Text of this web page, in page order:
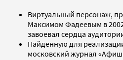
Виртуальный персонаж,
Максимом Фадеевым в
завоевал сердца
Найденную для
московский журнал